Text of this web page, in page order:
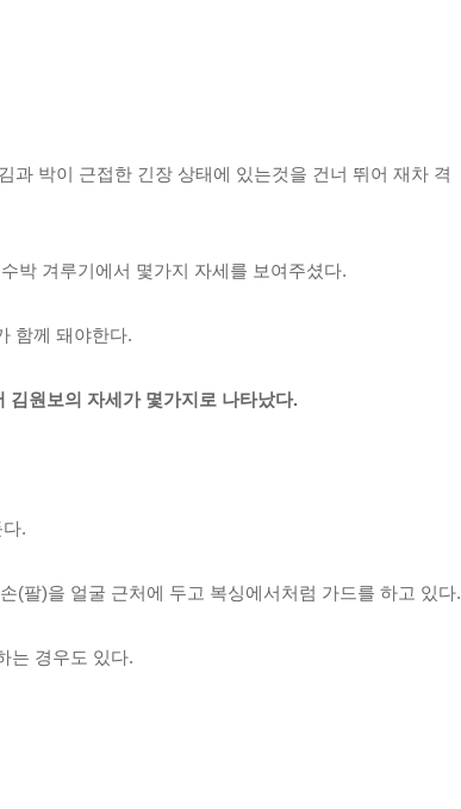
과 박이 근접한 긴장 상태에 있는것을 건너 뛰어 재차 격
박 겨루기에서 몇가지 자세를 보여주셨다.
함께 돼야한다.
김원보의 자세가 몇가지로 나타났다.
.
(팔)을 얼굴 근처에 두고 복싱에서처럼 가드를 하고 있다.
는 경우도 있다.